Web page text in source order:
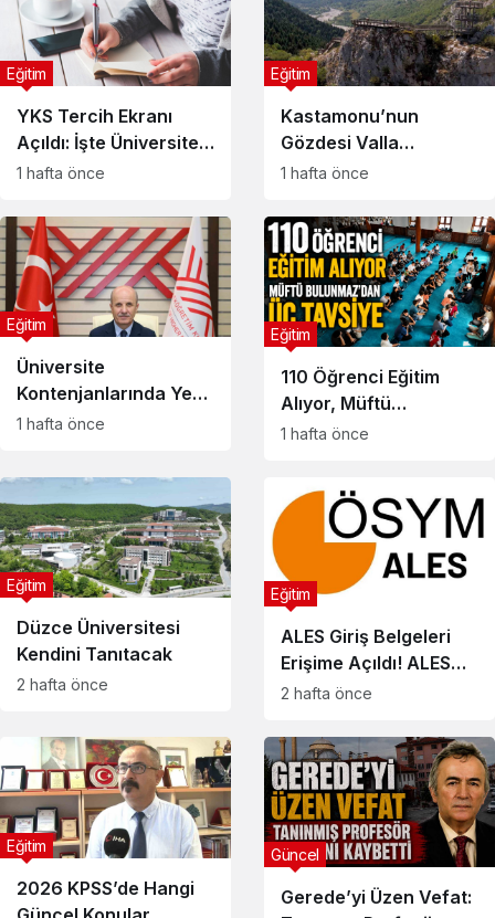
YKS Tercih Ekranı
Açıldı: İşte Üniversite
Tercih Takvimi
Eğitim
1 hafta önce
Kastamonu’nun
Gözdesi Valla
Kanyonu’nda Turizm
Eğitim
1 hafta önce
Üniversite
Kontenjanlarında Yeni
Dönem
Eğitim
1 hafta önce
110 Öğrenci Eğitim
Alıyor, Müftü
Bulunmaz’dan Üç
Eğitim
1 hafta önce
Düzce Üniversitesi
Kendini Tanıtacak
Eğitim
2 hafta önce
ALES Giriş Belgeleri
Erişime Açıldı! ALES
Sınav Yerleri Nasıl
Eğitim
2 hafta önce
2026 KPSS’de Hangi
Eğitim
Gerede’yi Üzen Vefat:
Güncel